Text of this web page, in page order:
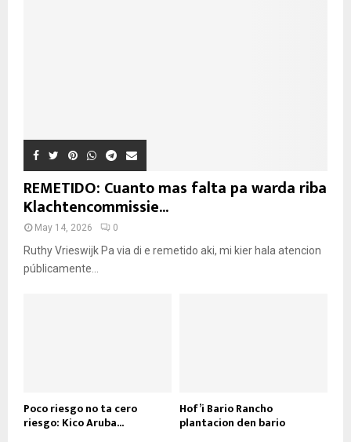
REMETIDO: Cuanto mas falta pa warda riba
Klachtencommissie...
May 14, 2026 0
Ruthy Vrieswijk Pa via di e remetido aki, mi kier hala atencion
públicamente...
Poco riesgo no ta cero
riesgo: Kico Aruba...
Hof’i Bario Rancho
plantacion den bario